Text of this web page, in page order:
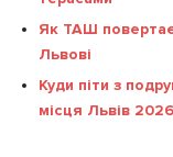
Як ТАШ повертає
Львові
Куди піти з
місця Львів 2026